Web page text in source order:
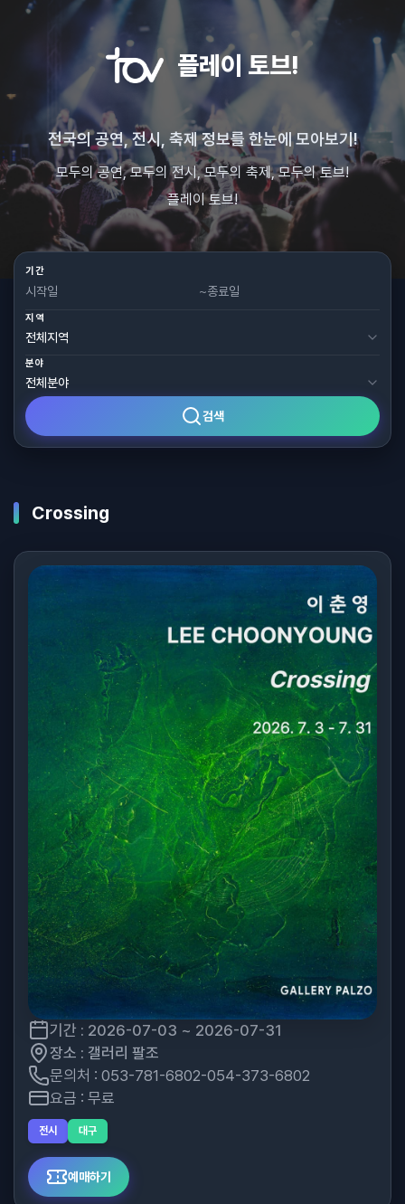
플레이 토브!
전국의 공연, 전시, 축제 정보를 한눈에 모아보기!
모두의 공연, 모두의 전시, 모두의 축제, 모두의 토브!
플레이 토브!
기간
~
지역
분야
검색
Crossing
기간 : 2026-07-03 ~ 2026-07-31
장소 : 갤러리 팔조
문의처 : 053-781-6802-054-373-6802
요금 : 무료
전시 대구
예매하기